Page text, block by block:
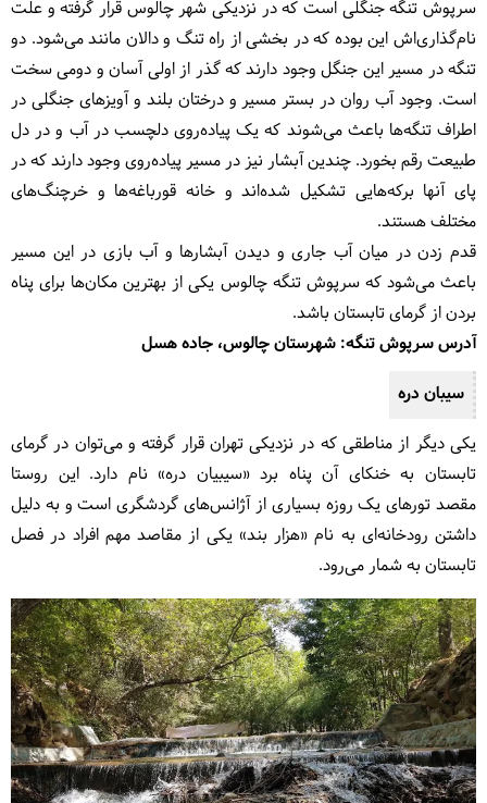
سرپوش تنگه جنگلی است که در نزدیکی شهر چالوس قرار گرفته و علت
نام‌گذاری‌اش این بوده که در بخشی از راه تنگ و دالان مانند می‌شود. دو
تنگه در مسیر این جنگل وجود دارند که گذر از اولی آسان و دومی سخت
است. وجود آب روان در بستر مسیر و درختان بلند و آویزهای جنگلی در
اطراف تنگه‌ها باعث می‌شوند که یک پیاده‌روی دلچسب در آب و در دل
طبیعت رقم بخورد. چندین آبشار نیز در مسیر پیاده‌روی وجود دارند که در
پای آنها برکه‌هایی تشکیل شده‌اند و خانه قورباغه‌ها و خرچنگ‌های
مختلف هستند.
قدم زدن در میان آب جاری و دیدن آبشارها و آب بازی در این مسیر
باعث می‌شود که سرپوش تنگه چالوس یکی از بهترین مکان‌ها برای پناه
بردن از گرمای تابستان باشد.
آدرس سرپوش تنگه: شهرستان چالوس، جاده هسل
سیبان دره
یکی دیگر از مناطقی که در نزدیکی تهران قرار گرفته و می‌توان در گرمای
تابستان به خنکای آن پناه برد «سیبیان دره» نام دارد. این روستا
مقصد تورهای یک روزه بسیاری از آژانس‌های گردشگری است و به دلیل
داشتن رودخانه‌ای به نام «هزار بند» یکی از مقاصد مهم افراد در فصل
تابستان به شمار می‌رود.